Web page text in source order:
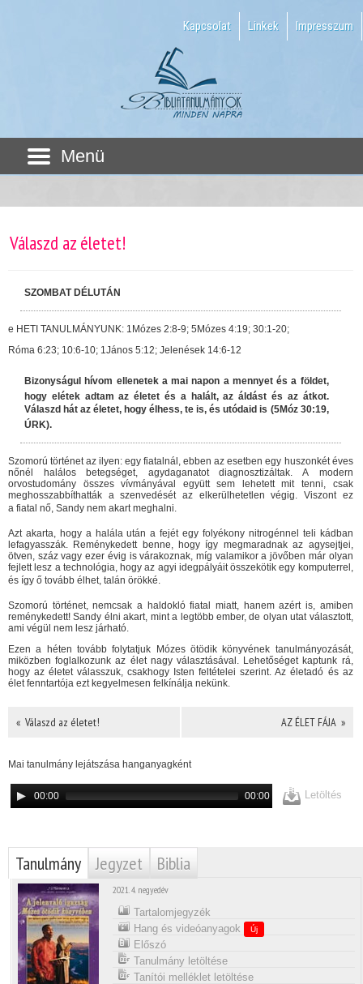
Kapcsolat Linkek Impresszum
Menü
Válaszd az életet!
SZOMBAT DÉLUTÁN
e HETI TANULMÁNYUNK: 1Mózes 2:8-9; 5Mózes 4:19; 30:1-20;
Róma 6:23; 10:6-10; 1János 5:12; Jelenések 14:6-12
Bizonyságul hívom ellenetek a mai napon a mennyet és a földet,
hogy elétek adtam az életet és a halált, az áldást és az átkot.
Válaszd hát az életet, hogy élhess, te is, és utódaid is (5Móz 30:19,
ÚRK).
Szomorú történet az ilyen: egy fiatalnál, ebben az esetben egy huszonkét éves
nőnél halálos betegséget, agydaganatot diagnosztizáltak. A modern
orvostudomány összes vívmányával együtt sem lehetett mit tenni, csak
meghosszabbíthatták a szenvedését az elkerülhetetlen végig. Viszont ez
a fiatal nő, Sandy nem akart meghalni.
Azt akarta, hogy a halála után a fejét egy folyékony nitrogénnel teli kádban
lefagyasszák. Reménykedett benne, hogy így megmaradnak az agysejtjei,
ötven, száz vagy ezer évig is várakoznak, míg valamikor a jövőben már olyan
fejlett lesz a technológia, hogy az agyi idegpályáit összekötik egy komputerrel,
és így ő tovább élhet, talán örökké.
Szomorú történet, nemcsak a haldokló fiatal miatt, hanem azért is, amiben
reménykedett! Sandy élni akart, mint a legtöbb ember, de olyan utat választott,
ami végül nem lesz járható.
Ezen a héten tovább folytatjuk Mózes ötödik könyvének tanulmányozását,
miközben foglalkozunk az élet nagy választásával. Lehetőséget kaptunk rá,
hogy az életet válasszuk, csakhogy Isten feltételei szerint. Az életadó és az
élet fenntartója ezt kegyelmesen felkínálja nekünk.
« Válaszd az életet! AZ ÉLET FÁJA »
Mai tanulmány lejátszása hanganyagként
00:00 00:00 Letöltés
Tanulmány Jegyzet Biblia
2021. 4. negyedév
Tartalomjegyzék
Hang és videóanyagok
Új
Előszó
Tanulmány letöltése
Tanítói melléklet letöltése